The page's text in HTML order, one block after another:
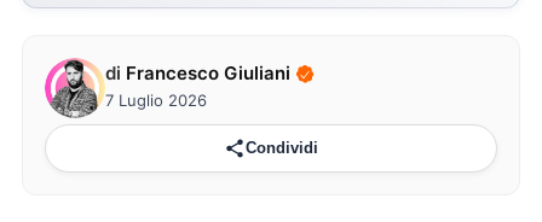
di Francesco Giuliani
7 Luglio 2026
Condividi